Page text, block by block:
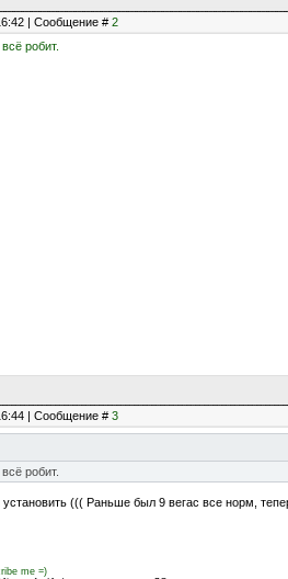
| Сообщение # 2
робит.
| Сообщение # 3
робит.
((( Раньше был 9 вегас все норм,
me =)